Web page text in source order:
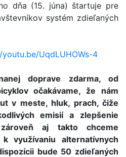
dňa (15. júna) štartuje pre
systém zdieľaných
UqdLUHOWs-4
doprave zdarma, od
očakávame, že nám
v meste, hluk, prach, čiže
emisií a zlepšenie
aj takto chceme
využívaniu alternatívnych
bude 50 zdieľaných